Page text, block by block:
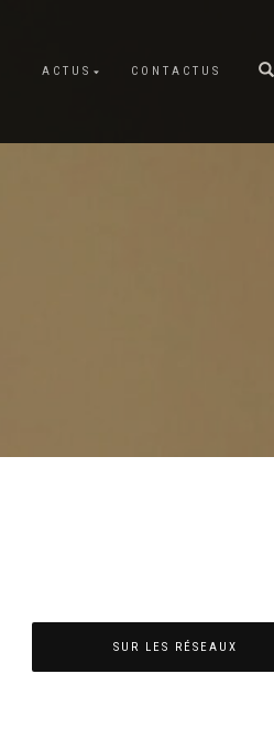
ACTUS CONTACTUS
SUR LES RÉSEAUX